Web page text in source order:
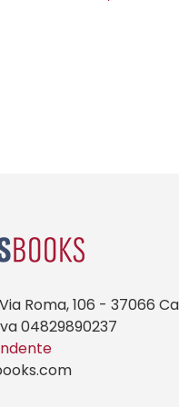
Roma, 106 - 37066
04829890237